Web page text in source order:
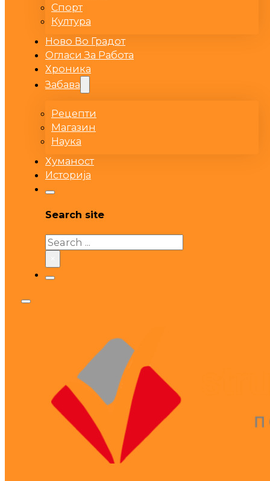
Спорт
Култура
Ново Во Градот
Огласи За Работа
Хроника
Забава
Рецепти
Магазин
Наука
Хуманост
Историја
Search site
Search